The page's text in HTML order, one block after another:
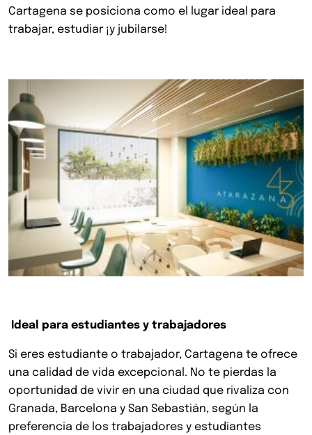
Cartagena se posiciona como el lugar ideal para
trabajar, estudiar ¡y jubilarse!
Ideal para estudiantes y trabajadores
Si eres estudiante o trabajador, Cartagena te ofrece
una calidad de vida excepcional. No te pierdas la
oportunidad de vivir en una ciudad que rivaliza con
Granada, Barcelona y San Sebastián, según la
preferencia de los trabajadores y estudiantes